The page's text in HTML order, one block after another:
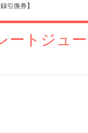
引換券】
ートジュ